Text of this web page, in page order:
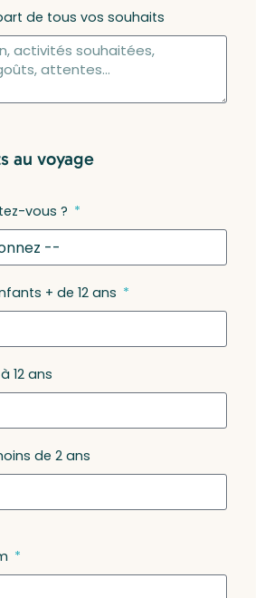
de tous vos souhaits
au voyage
vous ?
+ de 12 ans
12 ans
de 2 ans